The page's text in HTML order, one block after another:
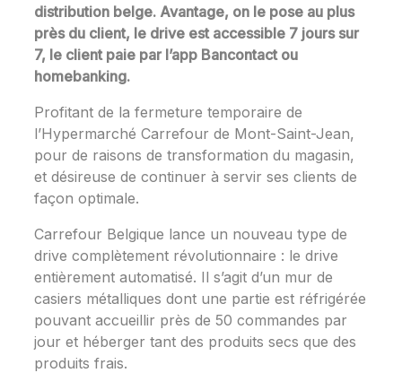
distribution belge. Avantage, on le pose au plus
près du client, le drive est accessible 7 jours sur
7, le client paie par l’app Bancontact ou
homebanking.
Profitant de la fermeture temporaire de
l’Hypermarché Carrefour de Mont-Saint-Jean,
pour de raisons de transformation du magasin,
et désireuse de continuer à servir ses clients de
façon optimale.
Carrefour Belgique lance un nouveau type de
drive complètement révolutionnaire : le drive
entièrement automatisé. Il s’agit d’un mur de
casiers métalliques dont une partie est réfrigérée
pouvant accueillir près de 50 commandes par
jour et héberger tant des produits secs que des
produits frais.